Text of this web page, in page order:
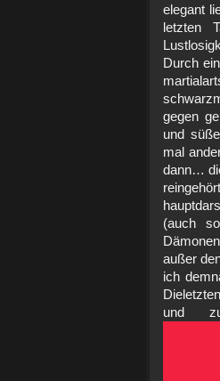
elegant
letzten
Durch
gegen
und
mal
dann…
(auch
außer
ich
und